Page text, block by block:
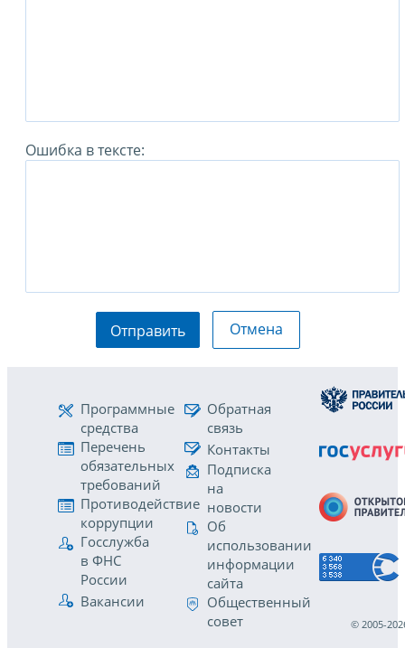
Ошибка в тексте:
Отправить Отмена
Программные
средства
Перечень
обязательных
требований
Противодействие
коррупции
Госслужба
в ФНС
России
Вакансии
Обратная
связь
Контакты
Подписка
на
новости
Об
использовании
информации
сайта
Общественный
совет
© 2005-